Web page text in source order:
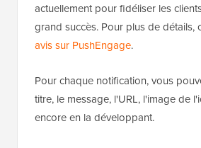
actuellement pour fidéliser les
grand succès. Pour plus de détails,
avis sur PushEngage.
Pour chaque notification, vous
titre, le message, l'URL, l'image de
encore en la développant.